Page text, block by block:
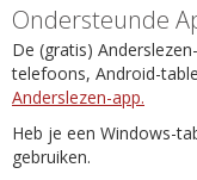
Ondersteunde
De (gratis)
telefoons, Android-
Anderslezen-app.
Heb je een Windows-
gebruiken.